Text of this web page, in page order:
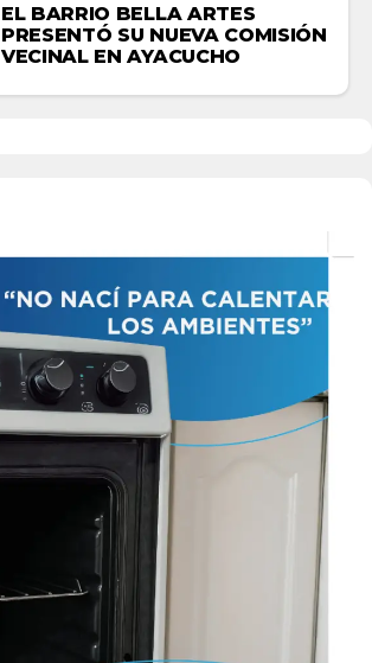
EL BARRIO BELLA ARTES
PRESENTÓ SU NUEVA COMISIÓN
VECINAL EN AYACUCHO